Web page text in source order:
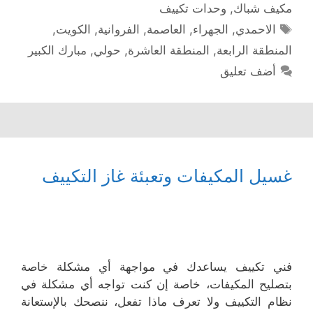
مكيف شباك, وحدات تكييف
الوسوم
الاحمدي, الجهراء, العاصمة, الفروانية, الكويت,
المنطقة الرابعة, المنطقة العاشرة, حولي, مبارك الكبير
أضف تعليق
غسيل المكيفات وتعبئة غاز التكييف
فني تكييف يساعدك في مواجهة أي مشكلة خاصة
بتصليح المكيفات، خاصة إن كنت تواجه أي مشكلة في
نظام التكييف ولا تعرف ماذا تفعل، ننصحك بالإستعانة